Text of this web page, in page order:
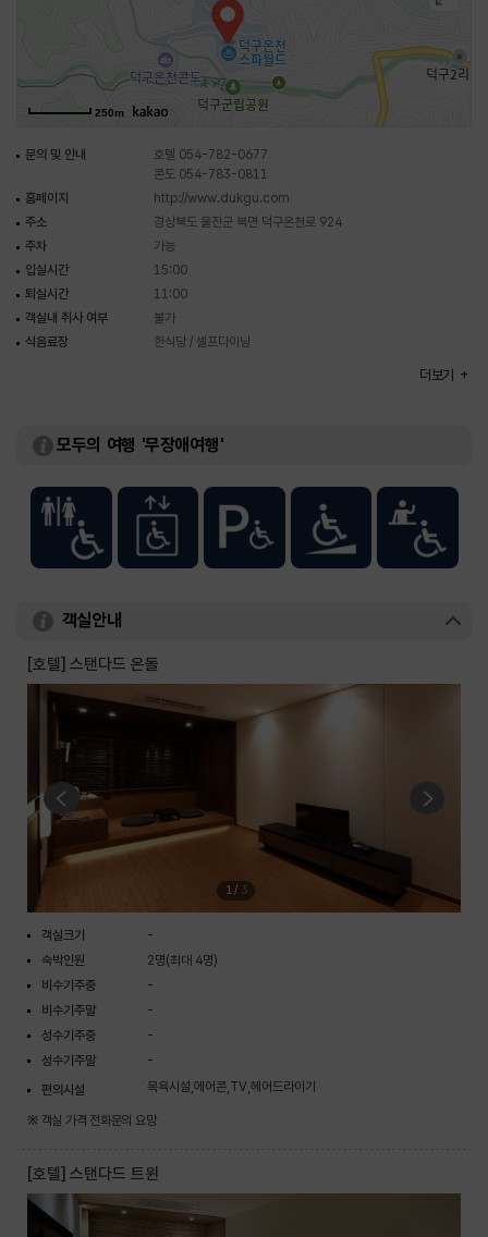
250m
문의 및 안내
호텔 054-782-0677
콘도 054-783-0811
홈페이지
http://www.dukgu.com
주소
경상북도 울진군 북면 덕구온천로 924
주차
가능
입실시간
15:00
퇴실시간
11:00
객실내 취사 여부
불가
식음료장
한식당 / 셀프다이닝
부대시설
게임존 / 대연회장 / 편의점 / 송율 갤러리 / 온천
더보기
모두의 여행 '무장애여행'
객실안내
[호텔] 스탠다드 온돌
1/ 3
객실크기
-
숙박인원
2명(최대 4명)
비수기주중
-
비수기주말
-
성수기주중
-
성수기주말
-
편의시설
목욕시설,에어콘,TV,헤어드라이기
※ 객실 가격 전화문의 요망
[호텔] 스탠다드 트윈